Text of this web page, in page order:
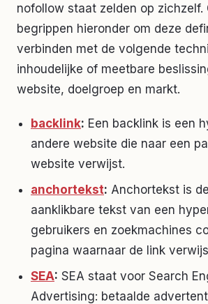
nofollow staat zelden op zichzelf.
begrippen hieronder om deze
verbinden met de volgende
inhoudelijke of meetbare
website, doelgroep en markt.
backlink: Een backlink is een
andere website die naar een
website verwijst.
anchortekst: Anchortekst is
aanklikbare tekst van een
gebruikers en zoekmachines
pagina waarnaar de link
SEA: SEA staat voor Search
Advertising: betaalde